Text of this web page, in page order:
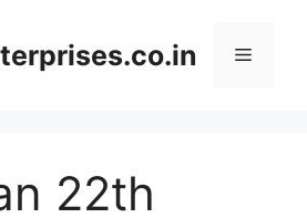
Menu
22th